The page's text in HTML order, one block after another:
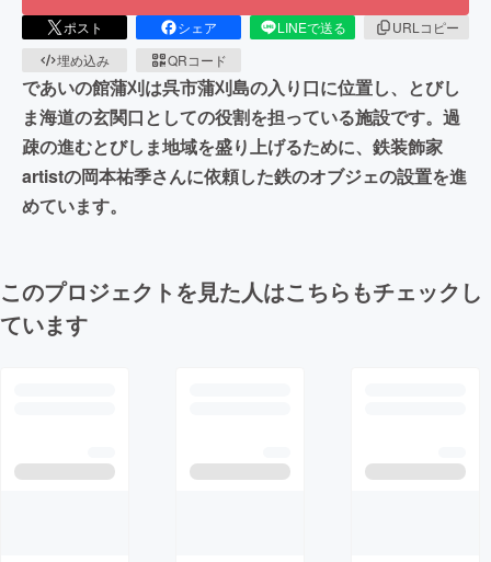
ポスト シェア LINEで送る
URLコピー
埋め込み
QRコード
であいの館蒲刈は呉市蒲刈島の入り口に位置し、とびし
ま海道の玄関口としての役割を担っている施設です。過
疎の進むとびしま地域を盛り上げるために、鉄装飾家
artistの岡本祐季さんに依頼した鉄のオブジェの設置を進
めています。
このプロジェクトを見た人はこちらもチェックし
ています